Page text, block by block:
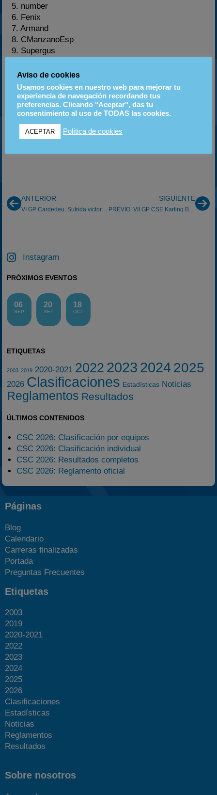
5. number
6. Fenix
7. Armand
8. CManzanoEsp
9. Supergus
11. Axel
12. MjChin
13. Genova
14. Xavi
15. Maverick
16. Xavif
17. Lumbry
ANTERIOR
VI GP Cardedeu: Sufrida victoria para Axel
SIGUIENTE
PREVIO: VII GP CSE Karting Briscous (06/10/2013)
Instagram
PRÓXIMOS EVENTOS
06
SEP
20
SEP
18
OCT
ETIQUETAS
2003 2019 2020-2021 2022 2023 20242025
2026 Clasificaciones Estadísticas Noticias
Reglamentos Resultados
ÚLTIMOS CONTENIDOS
CSC 2026: Clasificación por equipos
CSC 2026: Clasificación individual
CSC 2026: Resultados completos
CSC 2026: Reglamento oficial
Páginas
Blog
Calendario
Carreras finalizadas
Portada
Preguntas Frecuentes
Etiquetas
2003
2019
2020-2021
2022
2023
2024
2025
2026
Clasificaciones
Estadísticas
Noticias
Reglamentos
Resultados
Sobre nosotros
Aviso de cookies
Usamos cookies en nuestro web para mejorar tu
experiencia de navegación recordando tus
preferencias. Clicando "Aceptar", das tu
consentimiento al uso de TODAS las cookies.
ACEPTAR Política de cookies